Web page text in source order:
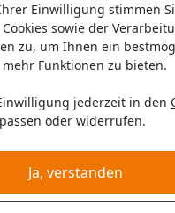
Einwilligung stimmen
sowie der
zu, um Ihnen ein
Funktionen zu bieten.
jederzeit in den
oder widerrufen.
Ja, verstanden
Filtermatte
(2211)